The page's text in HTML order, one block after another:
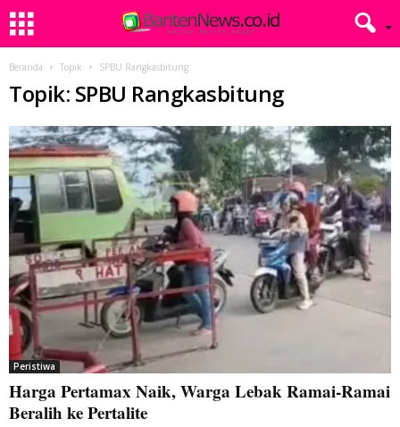
Beranda Topik SPBU Rangkasbitung
Topik: SPBU Rangkasbitung
Peristiwa
Harga Pertamax Naik, Warga Lebak Ramai-Ramai
Beralih ke Pertalite